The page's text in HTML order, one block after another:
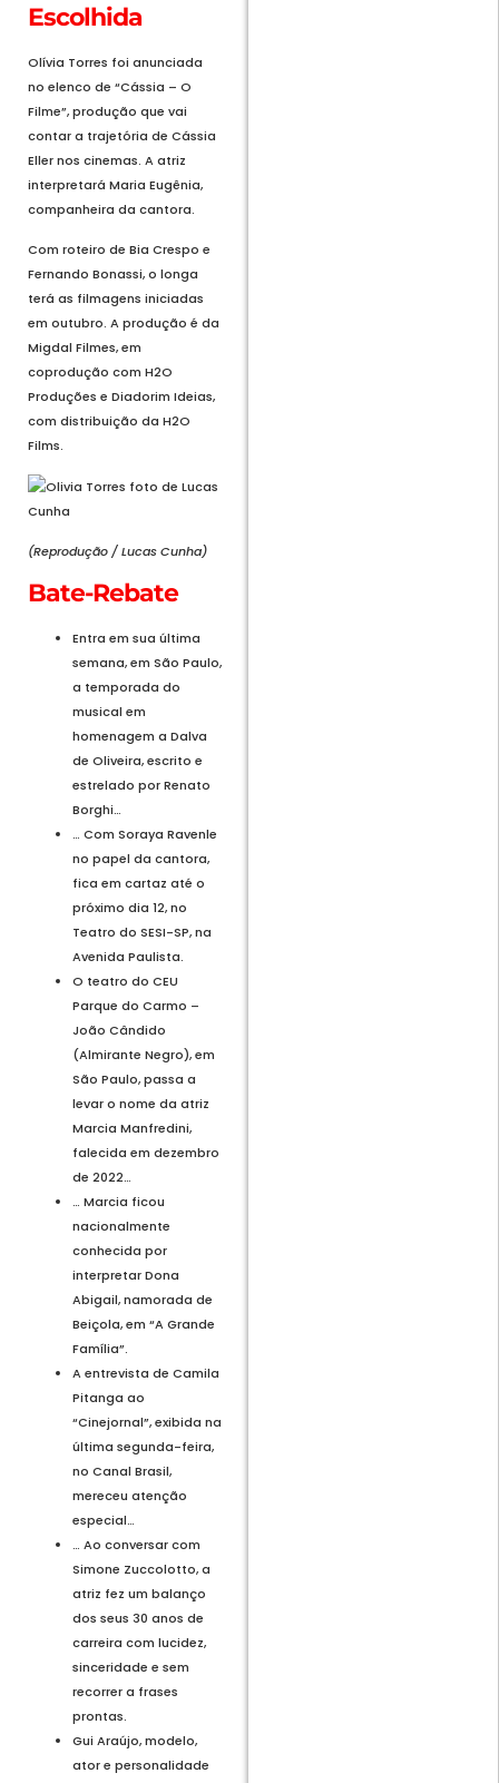
Escolhida
Olívia Torres foi anunciada
no elenco de “Cássia – O
Filme”, produção que vai
contar a trajetória de Cássia
Eller nos cinemas. A atriz
interpretará Maria Eugênia,
companheira da cantora.
Com roteiro de Bia Crespo e
Fernando Bonassi, o longa
terá as filmagens iniciadas
em outubro. A produção é da
Migdal Filmes, em
coprodução com H2O
Produções e Diadorim Ideias,
com distribuição da H2O
Films.
(Reprodução / Lucas Cunha)
Bate-Rebate
Entra em sua última
semana, em São Paulo,
a temporada do
musical em
homenagem a Dalva
de Oliveira, escrito e
estrelado por Renato
Borghi…
… Com Soraya Ravenle
no papel da cantora,
fica em cartaz até o
próximo dia 12, no
Teatro do SESI-SP, na
Avenida Paulista.
O teatro do CEU
Parque do Carmo –
João Cândido
(Almirante Negro), em
São Paulo, passa a
levar o nome da atriz
Marcia Manfredini,
falecida em dezembro
de 2022…
… Marcia ficou
nacionalmente
conhecida por
interpretar Dona
Abigail, namorada de
Beiçola, em “A Grande
Família”.
A entrevista de Camila
Pitanga ao
“Cinejornal”, exibida na
última segunda-feira,
no Canal Brasil,
mereceu atenção
especial…
… Ao conversar com
Simone Zuccolotto, a
atriz fez um balanço
dos seus 30 anos de
carreira com lucidez,
sinceridade e sem
recorrer a frases
prontas.
Gui Araújo, modelo,
ator e personalidade